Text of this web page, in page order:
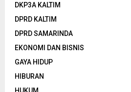
DKP3A KALTIM
DPRD KALTIM
DPRD SAMARINDA
EKONOMI DAN BISNIS
GAYA HIDUP
HIBURAN
HUKUM